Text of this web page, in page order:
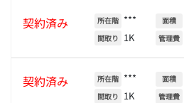
契約済み 所在階 ***
間取り 1K
面積
管理費
契約済み 所在階 ***
間取り 1K
面積
管理費